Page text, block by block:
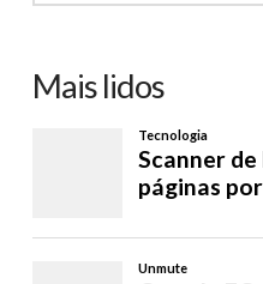
Mais lidos